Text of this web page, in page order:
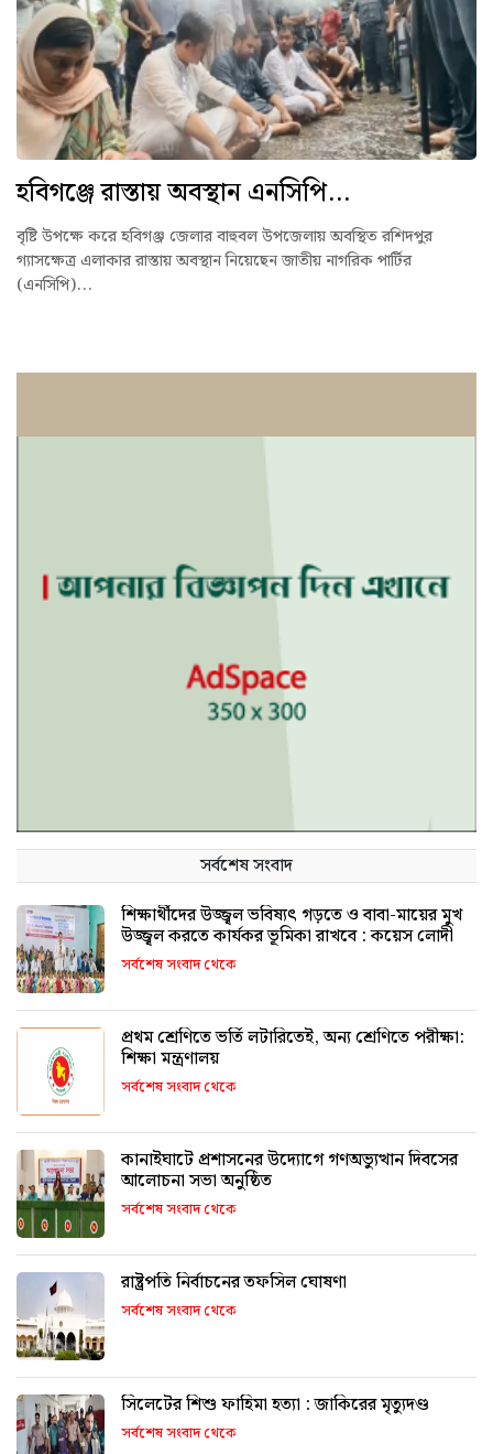
হবিগঞ্জে রাস্তায় অবস্থান এনসিপি...
বৃষ্টি উপক্ষে করে হবিগঞ্জ জেলার বাহুবল উপজেলায় অবস্থিত রশিদপুর
গ্যাসক্ষেত্র এলাকার রাস্তায় অবস্থান নিয়েছেন জাতীয় নাগরিক পার্টির
(এনসিপি)...
সর্বশেষ সংবাদ
শিক্ষার্থীদের উজ্জ্বল ভবিষ্যৎ গড়তে ও বাবা-মায়ের মুখ
উজ্জ্বল করতে কার্যকর ভূমিকা রাখবে : কয়েস লোদী
সর্বশেষ সংবাদ থেকে
প্রথম শ্রেণিতে ভর্তি লটারিতেই, অন্য শ্রেণিতে পরীক্ষা:
শিক্ষা মন্ত্রণালয়
সর্বশেষ সংবাদ থেকে
কানাইঘাটে প্রশাসনের উদ্যোগে গণঅভ্যুত্থান দিবসের
আলোচনা সভা অনুষ্ঠিত
সর্বশেষ সংবাদ থেকে
রাষ্ট্রপতি নির্বাচনের তফসিল ঘোষণা
সর্বশেষ সংবাদ থেকে
সিলেটের শিশু ফাহিমা হত্যা : জাকিরের মৃত্যুদণ্ড
সর্বশেষ সংবাদ থেকে